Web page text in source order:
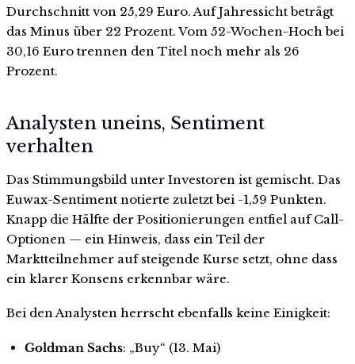
Durchschnitt von 25,29 Euro. Auf Jahressicht beträgt
das Minus über 22 Prozent. Vom 52-Wochen-Hoch bei
30,16 Euro trennen den Titel noch mehr als 26
Prozent.
Analysten uneins, Sentiment
verhalten
Das Stimmungsbild unter Investoren ist gemischt. Das
Euwax-Sentiment notierte zuletzt bei -1,59 Punkten.
Knapp die Hälfte der Positionierungen entfiel auf Call-
Optionen — ein Hinweis, dass ein Teil der
Marktteilnehmer auf steigende Kurse setzt, ohne dass
ein klarer Konsens erkennbar wäre.
Bei den Analysten herrscht ebenfalls keine Einigkeit:
Goldman Sachs: „Buy“ (13. Mai)